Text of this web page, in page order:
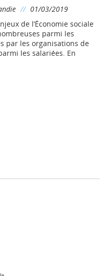
// 01/03/2019
de l’Économie sociale
parmi les
par les organisations de
les salariées. En